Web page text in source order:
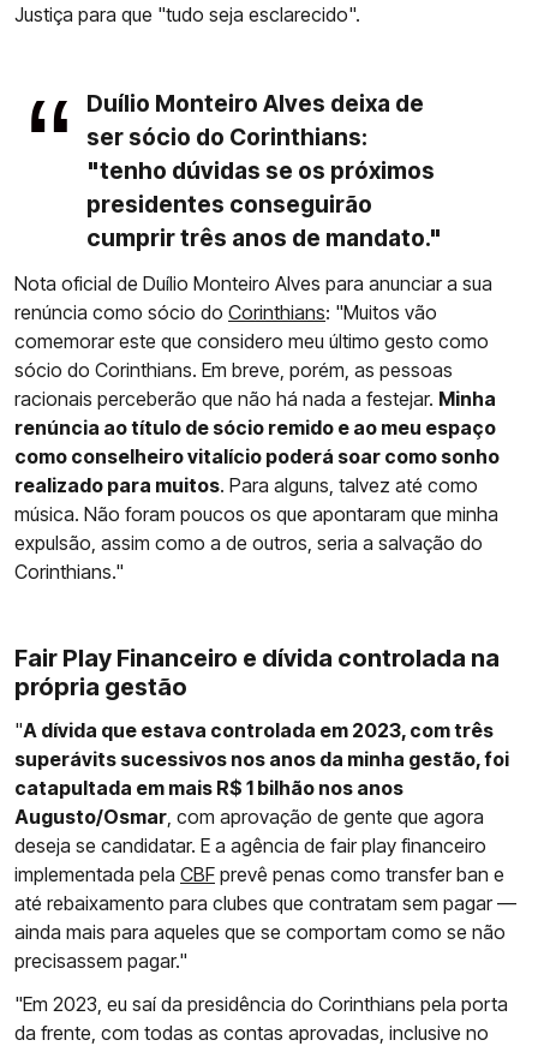
Justiça para que "tudo seja esclarecido".
Duílio Monteiro Alves deixa de
ser sócio do Corinthians:
"tenho dúvidas se os próximos
presidentes conseguirão
cumprir três anos de mandato."
Nota oficial de Duílio Monteiro Alves para anunciar a sua
renúncia como sócio do Corinthians: "Muitos vão
comemorar este que considero meu último gesto como
sócio do Corinthians. Em breve, porém, as pessoas
racionais perceberão que não há nada a festejar. Minha
renúncia ao título de sócio remido e ao meu espaço
como conselheiro vitalício poderá soar como sonho
realizado para muitos. Para alguns, talvez até como
música. Não foram poucos os que apontaram que minha
expulsão, assim como a de outros, seria a salvação do
Corinthians."
Fair Play Financeiro e dívida controlada na
própria gestão
"A dívida que estava controlada em 2023, com três
superávits sucessivos nos anos da minha gestão, foi
catapultada em mais R$ 1 bilhão nos anos
Augusto/Osmar , com aprovação de gente que agora
deseja se candidatar. E a agência de fair play financeiro
implementada pela CBF prevê penas como transfer ban e
até rebaixamento para clubes que contratam sem pagar —
ainda mais para aqueles que se comportam como se não
precisassem pagar."
"Em 2023, eu saí da presidência do Corinthians pela porta
da frente, com todas as contas aprovadas, inclusive no